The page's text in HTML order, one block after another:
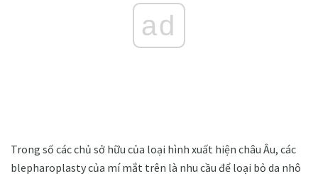
ad
Trong số các chủ sở hữu của loại hình xuất hiện châu Âu, các
blepharoplasty của mí mắt trên là nhu cầu để loại bỏ da nhô